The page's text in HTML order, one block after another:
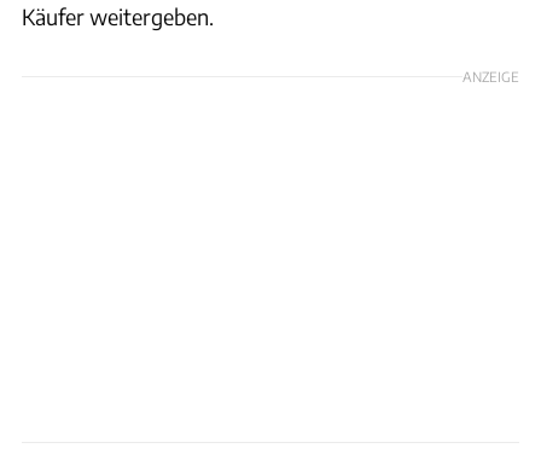
Käufer weitergeben.
ANZEIGE